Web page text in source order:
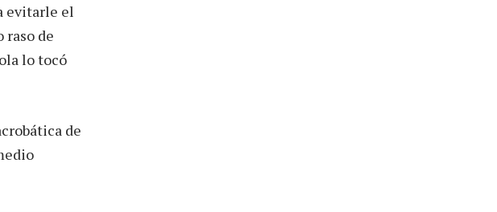
evitarle el
raso de
lo tocó
de